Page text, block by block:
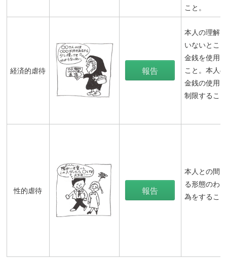
こと。
経済的虐待 報告
本人の理解
いないとこ
金銭を使用
こと。本人
金銭の使用
制限するこ
性的虐待 報告
本人との間
る形態のわ
為をするこ